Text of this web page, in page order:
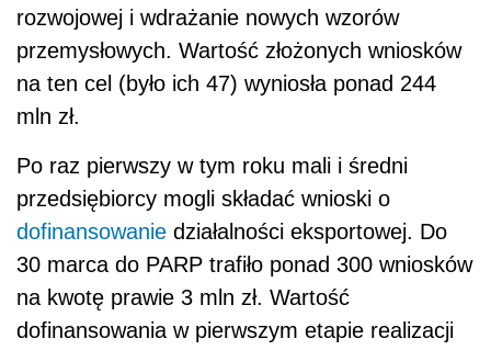
rozwojowej i wdrażanie nowych wzorów
przemysłowych. Wartość złożonych wniosków
na ten cel (było ich 47) wyniosła ponad 244
mln zł.
Po raz pierwszy w tym roku mali i średni
przedsiębiorcy mogli składać wnioski o
dofinansowanie działalności eksportowej. Do
30 marca do PARP trafiło ponad 300 wniosków
na kwotę prawie 3 mln zł. Wartość
dofinansowania w pierwszym etapie realizacji